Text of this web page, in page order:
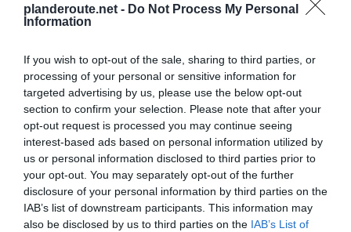
planderoute.net - Do Not Process My Personal
Information
If you wish to opt-out of the sale, sharing to third parties, or
processing of your personal or sensitive information for
targeted advertising by us, please use the below opt-out
section to confirm your selection. Please note that after your
opt-out request is processed you may continue seeing
interest-based ads based on personal information utilized by
us or personal information disclosed to third parties prior to
your opt-out. You may separately opt-out of the further
disclosure of your personal information by third parties on the
IAB’s list of downstream participants. This information may
also be disclosed by us to third parties on the IAB’s List of
Itinéraire
1 181 km (tiempo estimado 10 heures 47 minutes)
Prendre la directionsud-ouestsur
Calle Reina Regente/N-340aversCtra.
de Málaga
16 m
Prendre légèrement
Calle Reina Regente
Prendre à gauchesurCtra. de
Málaga N-340a
0,3 km
Données cartographiques
©2016 Google, Inst. Geogr.
Nacional